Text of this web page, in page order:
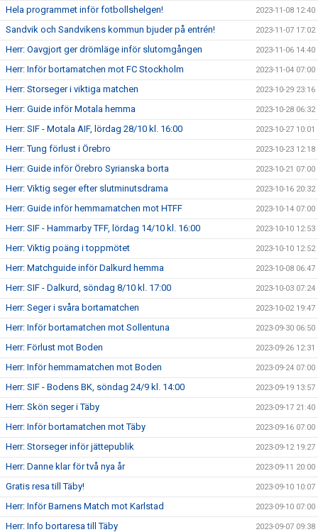
Hela programmet inför fotbollshelgen! 2023-11-08 12:40
Sandvik och Sandvikens kommun bjuder på entrén! 2023-11-07 17:02
Herr: Oavgjort ger drömläge inför slutomgången 2023-11-06 14:40
Herr: Inför bortamatchen mot FC Stockholm 2023-11-04 07:00
Herr: Storseger i viktiga matchen 2023-10-29 23:16
Herr: Guide inför Motala hemma 2023-10-28 06:32
Herr: SIF - Motala AIF, lördag 28/10 kl. 16:00 2023-10-27 10:01
Herr: Tung förlust i Örebro 2023-10-23 12:18
Herr: Guide inför Örebro Syrianska borta 2023-10-21 07:00
Herr: Viktig seger efter slutminutsdrama 2023-10-16 20:32
Herr: Guide inför hemmamatchen mot HTFF 2023-10-14 07:00
Herr: SIF - Hammarby TFF, lördag 14/10 kl. 16:00 2023-10-10 12:53
Herr: Viktig poäng i toppmötet 2023-10-10 12:52
Herr: Matchguide inför Dalkurd hemma 2023-10-08 06:47
Herr: SIF - Dalkurd, söndag 8/10 kl. 17:00 2023-10-03 07:24
Herr: Seger i svåra bortamatchen 2023-10-02 19:47
Herr: Inför bortamatchen mot Sollentuna 2023-09-30 06:50
Herr: Förlust mot Boden 2023-09-26 12:31
Herr: Inför hemmamatchen mot Boden 2023-09-24 07:00
Herr: SIF - Bodens BK, söndag 24/9 kl. 14:00 2023-09-19 13:57
Herr: Skön seger i Täby 2023-09-17 21:40
Herr: Inför bortamatchen mot Täby 2023-09-16 07:00
Herr: Storseger inför jättepublik 2023-09-12 19:27
Herr: Danne klar för två nya år 2023-09-11 20:00
Gratis resa till Täby! 2023-09-10 10:07
Herr: Inför Barnens Match mot Karlstad 2023-09-10 07:00
Herr: Info bortaresa till Täby 2023-09-07 09:38